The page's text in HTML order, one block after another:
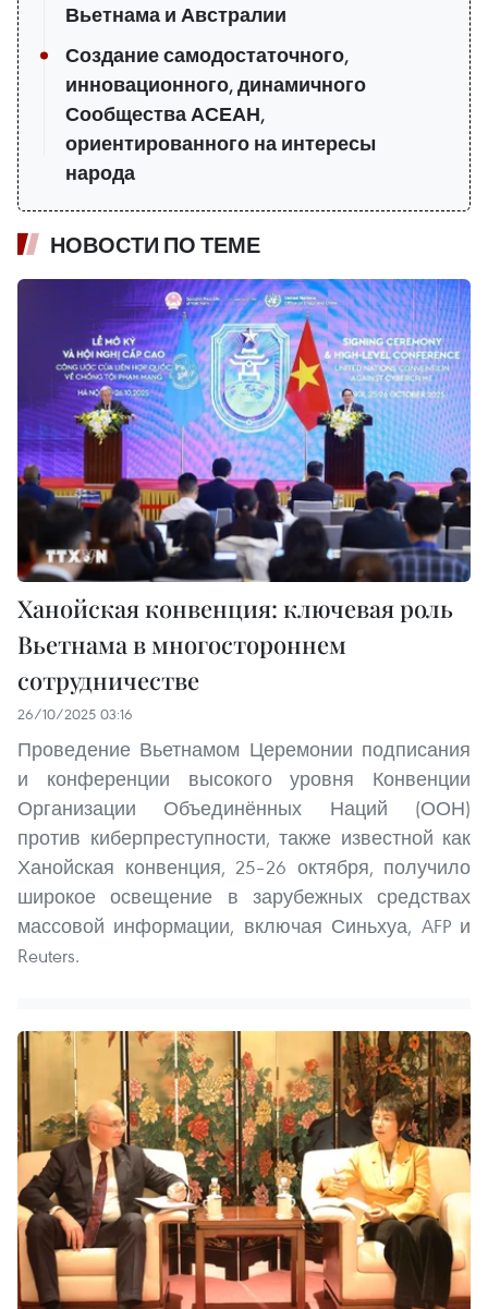
Вьетнама и Австралии
Создание самодостаточного,
инновационного, динамичного
Сообщества АСЕАН,
ориентированного на интересы
народа
НОВОСТИ ПО ТЕМЕ
Ханойская конвенция: ключевая роль
Вьетнама в многостороннем
сотрудничестве
26/10/2025 03:16
Проведение Вьетнамом Церемонии подписания
и конференции высокого уровня Конвенции
Организации Объединённых Наций (ООН)
против киберпреступности, также известной как
Ханойская конвенция, 25–26 октября, получило
широкое освещение в зарубежных средствах
массовой информации, включая Синьхуа, AFP и
Reuters.